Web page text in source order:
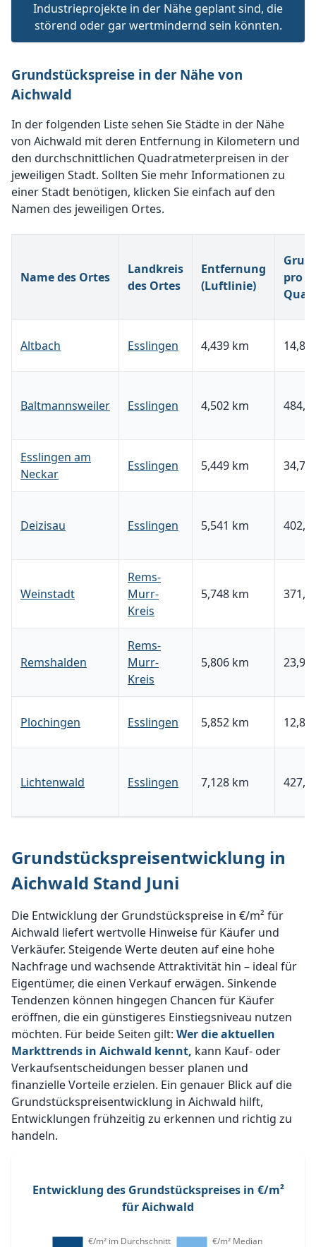
Industrieprojekte in der Nähe geplant sind, die
störend oder gar wertmindernd sein könnten.
Grundstückspreise in der Nähe von
Aichwald
In der folgenden Liste sehen Sie Städte in der Nähe
von Aichwald mit deren Entfernung in Kilometern und
den durchschnittlichen Quadratmeterpreisen in der
jeweiligen Stadt. Sollten Sie mehr Informationen zu
einer Stadt benötigen, klicken Sie einfach auf den
Namen des jeweiligen Ortes.
Name des Ortes
Landkreis
des Ortes
Entfernung
(Luftlinie)
pro
Altbach Esslingen 4,439 km 14,80
Baltmannsweiler Esslingen 4,502 km
Esslingen am
Neckar
Esslingen 5,449 km 34,72
Deizisau Esslingen 5,541 km
Weinstadt
Rems-
Murr-
Kreis
5,748 km
Remshalden
Rems-
Murr-
Kreis
5,806 km 23,91
Plochingen Esslingen 5,852 km 12,84
Lichtenwald Esslingen 7,128 km
Grundstückspreisentwicklung in
Aichwald Stand Juni
Die Entwicklung der Grundstückspreise in €/m² für
Aichwald liefert wertvolle Hinweise für Käufer und
Verkäufer. Steigende Werte deuten auf eine hohe
Nachfrage und wachsende Attraktivität hin – ideal für
Eigentümer, die einen Verkauf erwägen. Sinkende
Tendenzen können hingegen Chancen für Käufer
eröffnen, die ein günstigeres Einstiegsniveau nutzen
möchten. Für beide Seiten gilt: Wer die aktuellen
Markttrends in Aichwald kennt, kann Kauf- oder
Verkaufsentscheidungen besser planen und
finanzielle Vorteile erzielen. Ein genauer Blick auf die
Grundstückspreisentwicklung in Aichwald hilft,
Entwicklungen frühzeitig zu erkennen und richtig zu
handeln.
Entwicklung des Grundstückspreises in €/m²
für Aichwald